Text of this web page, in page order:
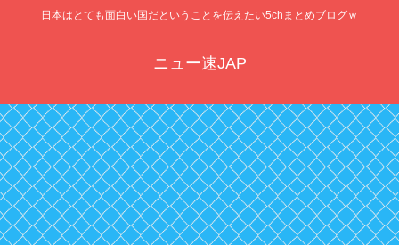
日本はとても面白い国だということを伝えたい5chまとめブログｗ
ニュー速JAP